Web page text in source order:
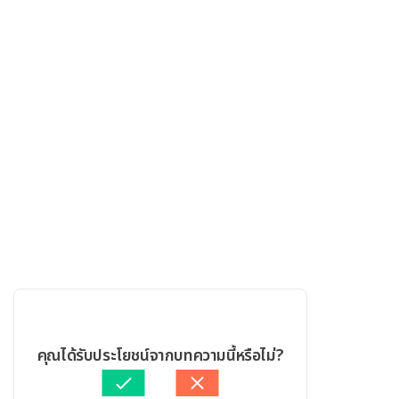
คุณได้รับประโยชน์จากบทความนี้หรือไม่?